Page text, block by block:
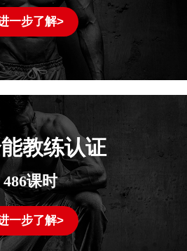
一步了解>
教练认证
486课时
一步了解>